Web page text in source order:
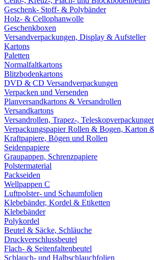
Geschenk- Stoff- & Polybänder
Holz- & Cellophanwolle
Geschenkboxen
Versandverpackungen, Display & Aufsteller
Kartons
Paletten
Normalfaltkartons
Blitzbodenkartons
DVD & CD Versandverpackungen
Verpacken und Versenden
Planversandkartons & Versandrollen
Versandkartons
Versandrollen, Trapez-,
Verpackungspapier Rollen & Bogen, Karton
Kraftpapiere, Bögen und Rollen
Seidenpapiere
Graupappen, Schrenzpapiere
Polstermaterial
Packseiden
Wellpappen C
Luftpolster- und Schaumfolien
Klebebänder, Kordel & Etiketten
Klebebänder
Polykordel
Beutel & Säcke, Schläuche
Druckverschlussbeutel
Flach- & Seitenfaltenbeutel
Schlauch- und Halbschlauchfolien